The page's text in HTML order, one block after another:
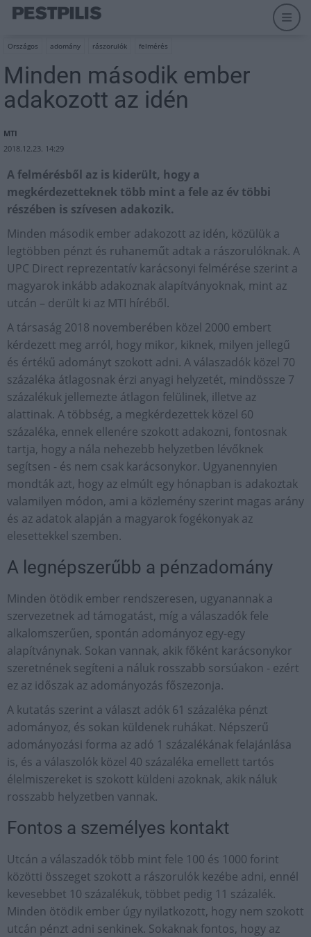
Országos adomány rászorulók felmérés
Minden második ember
adakozott az idén
MTI
2018.12.23. 14:29
A felmérésből az is kiderült, hogy a
megkérdezetteknek több mint a fele az év többi
részében is szívesen adakozik.
Minden második ember adakozott az idén, közülük a
legtöbben pénzt és ruhaneműt adtak a rászorulóknak. A
UPC Direct reprezentatív karácsonyi felmérése szerint a
magyarok inkább adakoznak alapítványoknak, mint az
utcán – derült ki az MTI híréből.
A társaság 2018 novemberében közel 2000 embert
kérdezett meg arról, hogy mikor, kiknek, milyen jellegű
és értékű adományt szokott adni. A válaszadók közel 70
százaléka átlagosnak érzi anyagi helyzetét, mindössze 7
százalékuk jellemezte átlagon felülinek, illetve az
alattinak. A többség, a megkérdezettek közel 60
százaléka, ennek ellenére szokott adakozni, fontosnak
tartja, hogy a nála nehezebb helyzetben lévőknek
segítsen - és nem csak karácsonykor. Ugyanennyien
mondták azt, hogy az elmúlt egy hónapban is adakoztak
valamilyen módon, ami a közlemény szerint magas arány
és az adatok alapján a magyarok fogékonyak az
elesettekkel szemben.
A legnépszerűbb a pénzadomány
Minden ötödik ember rendszeresen, ugyanannak a
szervezetnek ad támogatást, míg a válaszadók fele
alkalomszerűen, spontán adományoz egy-egy
alapítványnak. Sokan vannak, akik főként karácsonykor
szeretnének segíteni a náluk rosszabb sorsúakon - ezért
ez az időszak az adományozás főszezonja.
A kutatás szerint a választ adók 61 százaléka pénzt
adományoz, és sokan küldenek ruhákat. Népszerű
adományozási forma az adó 1 százalékának felajánlása
is, és a válaszolók közel 40 százaléka emellett tartós
élelmiszereket is szokott küldeni azoknak, akik náluk
rosszabb helyzetben vannak.
Fontos a személyes kontakt
Utcán a válaszadók több mint fele 100 és 1000 forint
közötti összeget szokott a rászorulók kezébe adni, ennél
kevesebbet 10 százalékuk, többet pedig 11 százalék.
Minden ötödik ember úgy nyilatkozott, hogy nem szokott
utcán pénzt adni senkinek. Sokaknak fontos, hogy az